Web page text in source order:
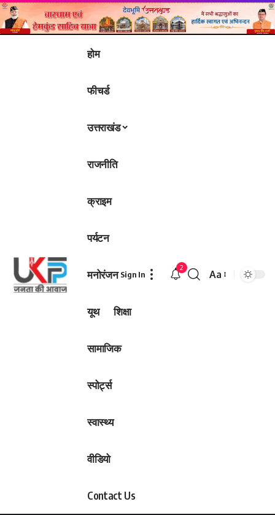
होम
फीचर्ड
उत्तराखंड
राजनीति
क्राइम
पर्यटन
मनोरंजन
यूथ शिक्षा
सामाजिक
स्पोर्ट्स
स्वास्थ्य
वीडियो
Contact Us
Sign In
2
Font
Aa